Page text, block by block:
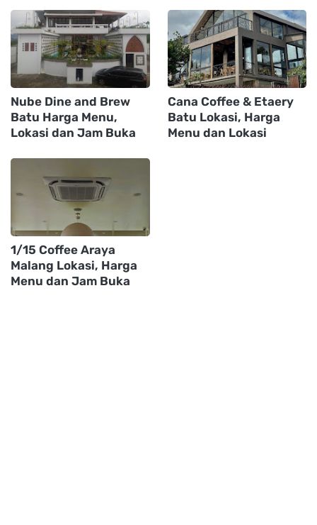
Nube Dine and Brew
Batu Harga Menu,
Lokasi dan Jam Buka
Cana Coffee & Etaery
Batu Lokasi, Harga
Menu dan Lokasi
1/15 Coffee Araya
Malang Lokasi, Harga
Menu dan Jam Buka